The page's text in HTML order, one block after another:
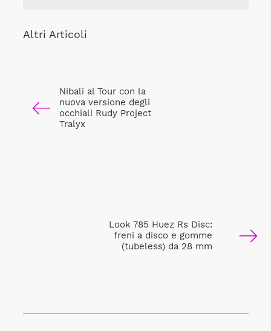
Altri Articoli
Nibali al Tour con la
nuova versione degli
occhiali Rudy Project
Tralyx
Look 785 Huez Rs Disc:
freni a disco e gomme
(tubeless) da 28 mm